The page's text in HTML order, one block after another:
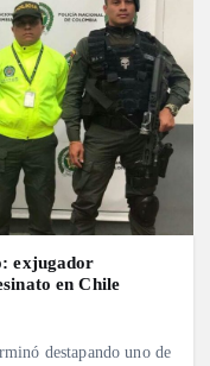
exjugador
en Chile
destapando uno de